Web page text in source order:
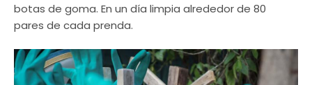
botas de goma. En un día limpia alrededor de 80
pares de cada prenda.